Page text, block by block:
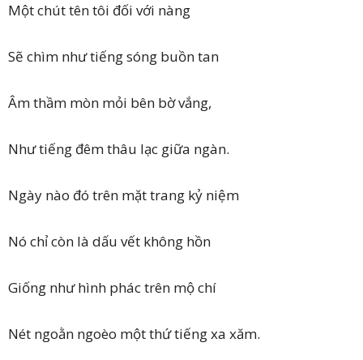
Một chút tên tôi đối với nàng
Sẽ chìm như tiếng sóng buồn tan
Âm thầm mòn mỏi bên bờ vắng,
Như tiếng đêm thâu lạc giữa ngàn.
Ngày nào đó trên mặt trang kỷ niệm
Nó chỉ còn là dấu vết không hồn
Giống như hình phác trên mộ chí
Nét ngoằn ngoèo một thứ tiếng xa xăm.